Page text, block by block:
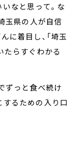
なと思って。な
玉県の人が自信
に着目し、「埼玉
たらすぐわかる
ずっと食べ続け
するための入り口